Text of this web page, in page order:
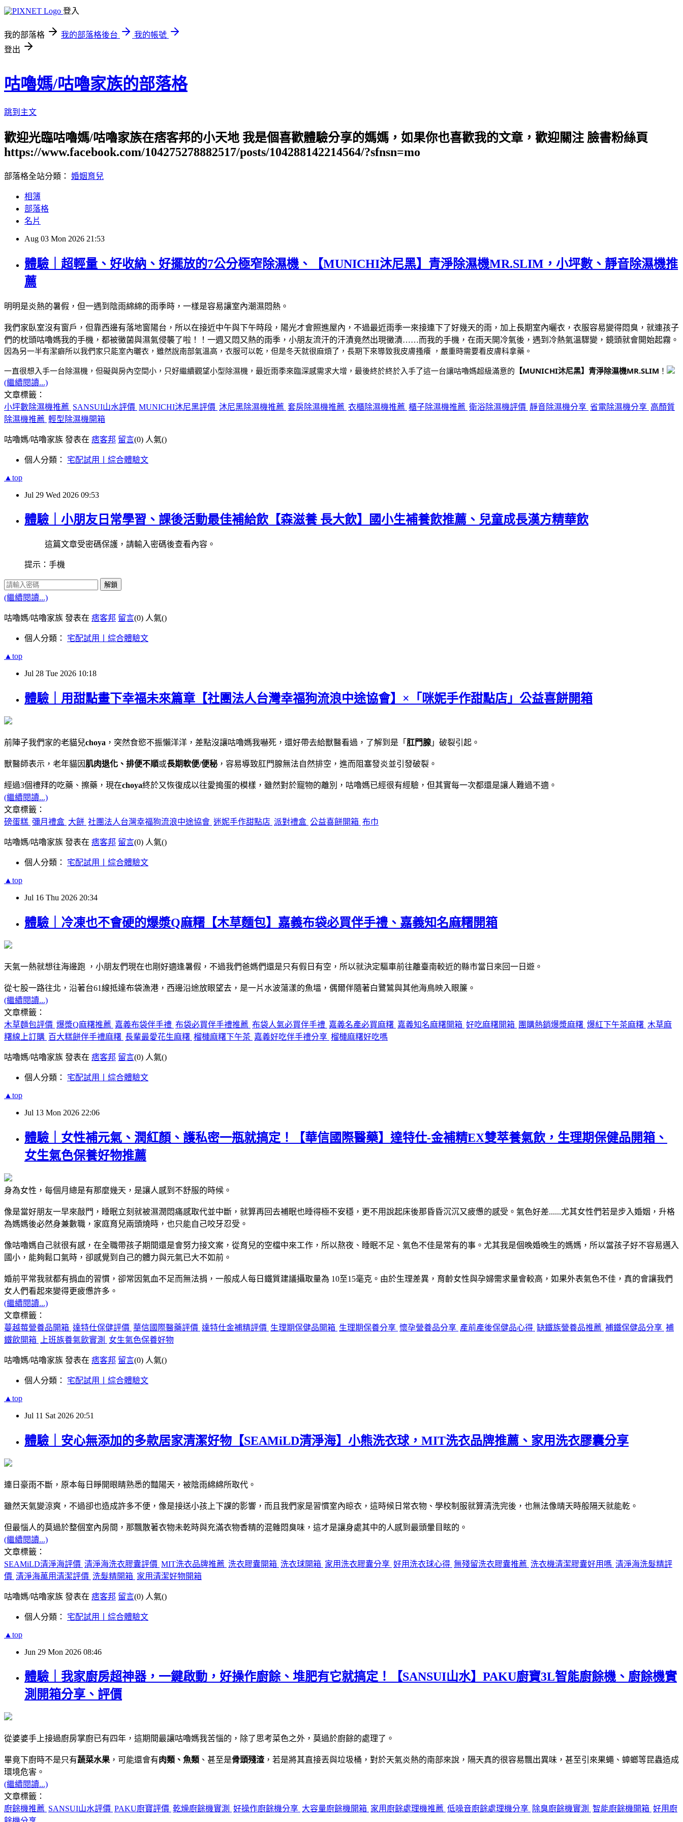
登入
我的部落格 我的部落格後台
我的帳號
登出
咕嚕媽/咕嚕家族的部落格
跳到主文
歡迎光臨咕嚕媽/咕嚕家族在痞客邦的小天地 我是個喜歡體驗分享的媽媽，如果你也喜歡我的文章，歡迎關注 臉書粉絲頁
https://www.facebook.com/104275278882517/posts/104288142214564/?sfnsn=mo
部落格全站分類： 婚姻育兒
相簿
部落格
名片
Aug 03 Mon 2026 21:53
體驗｜超輕量、好收納、好擺放的7公分極窄除濕機、【MUNICHI沐尼黑】青淨除濕機MR.SLIM，小坪數、靜音除濕機推
薦
明明是炎熱的暑假，但一遇到陰雨綿綿的雨季時，一樣是容易讓室內潮濕悶熱。
我們家臥室沒有窗戶，但靠西邊有落地窗陽台，所以在接近中午與下午時段，陽光才會照進屋內，不過最近雨季一來接連下了好幾天的雨，加上長期室內曬衣，衣服容易變得悶臭，就連孩子
們的枕頭咕嚕媽我的手機，都被黴菌與濕氣侵襲了啦！！一週又悶又熱的雨季，小朋友流汗的汗漬竟然出現黴漬……而我的手機，在雨天開冷氣後，遇到冷熱氣溫驟變，鏡頭就會開始起霧。
因為另一半有潔癖所以我們家只能室內曬衣，雖然說南部氣溫高，衣服可以乾，但是冬天就很麻煩了，長期下來導致我皮膚搔癢 ，嚴重時需要看皮膚科拿藥。
一直很想入手一台除濕機，但礙與房內空間小，只好繼續觀望小型除濕機，最近雨季來臨深感需求大增，最後終於終於入手了這一台讓咕嚕媽超級滿意的 【MUNICHI沐尼黑】青淨除濕機MR.SLIM ！
(繼續閱讀...)
文章標籤：
小坪數除濕機推薦 SANSUI山水評價 MUNICHI沐尼黑評價 沐尼黑除濕機推薦 套房除濕機推薦 衣櫃除濕機推薦 櫃子除濕機推薦 衛浴除濕機評價 靜音除濕機分享 省電除濕機分享 高顏質
除濕機推薦 輕型除濕機開箱
咕嚕媽/咕嚕家族 發表在 痞客邦 留言(0) 人氣()
個人分類： 宅配試用丨綜合體驗文
▲top
Jul 29 Wed 2026 09:53
體驗｜小朋友日常學習、課後活動最佳補給飲【森滋養 長大飲】國小生補養飲推薦、兒童成長漢方精華飲
這篇文章受密碼保護，請輸入密碼後查看內容。
提示：手機
解鎖
(繼續閱讀...)
咕嚕媽/咕嚕家族 發表在 痞客邦 留言(0) 人氣()
個人分類： 宅配試用丨綜合體驗文
▲top
Jul 28 Tue 2026 10:18
體驗｜用甜點畫下幸福未來篇章【社團法人台灣幸福狗流浪中途協會】×「咪妮手作甜點店」公益喜餅開箱
前陣子我們家的老貓兒choya ，突然食慾不振懶洋洋，差點沒讓咕嚕媽我嚇死，還好帶去給獸醫看過，了解到是「 肛門腺 」破裂引起。
獸醫師表示，老年貓因 肌肉退化、排便不順或長期軟便/便秘 ，容易導致肛門腺無法自然排空，進而阻塞發炎並引發破裂。
經過3個禮拜的吃藥、擦藥，現在choya終於又恢復成以往愛搗蛋的模樣，雖然對於寵物的離別，咕嚕媽已經很有經驗，但其實每一次都還是讓人難過不適。
(繼續閱讀...)
文章標籤：
磅蛋糕 彌月禮盒 大餅 社團法人台灣幸福狗流浪中途協會 迷妮手作甜點店 派對禮盒 公益喜餅開箱 布巾
咕嚕媽/咕嚕家族 發表在 痞客邦 留言(0) 人氣()
個人分類： 宅配試用丨綜合體驗文
▲top
Jul 16 Thu 2026 20:34
體驗｜冷凍也不會硬的爆漿Q麻糬【木草麵包】嘉義布袋必買伴手禮、嘉義知名麻糬開箱
天氣一熱就想往海邊跑 ，小朋友們現在也剛好適逢暑假，不過我們爸媽們還是只有假日有空，所以就決定驅車前往離臺南較近的縣市當日來回一日遊。
從七股一路往北，沿著台61線抵達布袋漁港，西邊沿途放眼望去，是一片水波蕩漾的魚塭，偶爾伴隨著白鷺鷥與其他海鳥映入眼簾。
(繼續閱讀...)
文章標籤：
木草麵包評價 爆漿Q麻糬推薦 嘉義布袋伴手禮 布袋必買伴手禮推薦 布袋人氣必買伴手禮 嘉義名產必買麻糬 嘉義知名麻糬開箱 好吃麻糬開箱 團購熱銷爆漿麻糬 爆紅下午茶麻糬 木草麻
糬線上訂購 百大糕餅伴手禮麻糬 長輩最愛花生麻糬 榴槤麻糬下午茶 嘉義好吃伴手禮分享 榴槤麻糬好吃嗎
咕嚕媽/咕嚕家族 發表在 痞客邦 留言(0) 人氣()
個人分類： 宅配試用丨綜合體驗文
▲top
Jul 13 Mon 2026 22:06
體驗｜女性補元氣、潤紅顏、護私密一瓶就搞定！【華信國際醫藥】達特仕-金補精EX雙萃養氣飲，生理期保健品開箱、
女生氣色保養好物推薦
身為女性，每個月總是有那麼幾天，是讓人感到不舒服的時候。
像是當好朋友一早來敲門，睡眠立刻就被濕潤悶痛感取代並中斷，就算再回去補眠也睡得極不安穩，更不用說起床後那昏昏沉沉又疲憊的感受。氣色好差......尤其女性們若是步入婚姻，升格
為媽媽後必然身兼數職，家庭育兒兩頭燒時，也只能自己咬牙忍受。
像咕嚕媽自己就很有感，在全職帶孩子期間還是會努力接文案，從育兒的空檔中來工作，所以熬夜、睡眠不足、氣色不佳是常有的事。尤其我是個晚婚晚生的媽媽，所以當孩子好不容易邁入
國小，能夠鬆口氣時，卻感覺到自己的體力與元氣已大不如前。
婚前平常我就都有捐血的習慣，卻常因氣血不足而無法捐，一般成人每日鐵質建議攝取量為 10至15毫克。由於生理差異，育齡女性與孕婦需求量會較高，如果外表氣色不佳，真的會讓我們
女人們看起來變得更疲憊許多。
(繼續閱讀...)
文章標籤：
蔓越莓營養品開箱 達特仕保健評價 華信國際醫藥評價 達特仕金補精評價 生理期保健品開箱 生理期保養分享 懷孕營養品分享 產前產後保健品心得 缺鐵族營養品推薦 補鐵保健品分享 補
鐵飲開箱
上班族養氣飲實測 女生氣色保養好物
咕嚕媽/咕嚕家族 發表在 痞客邦 留言(0) 人氣()
個人分類： 宅配試用丨綜合體驗文
▲top
Jul 11 Sat 2026 20:51
體驗｜安心無添加的多款居家清潔好物【SEAMiLD清淨海】小熊洗衣球，MIT洗衣品牌推薦、家用洗衣膠囊分享
連日豪雨不斷，原本每日睜開眼睛熟悉的豔陽天，被陰雨綿綿所取代。
雖然天氣變涼爽，不過卻也造成許多不便，像是接送小孩上下課的影響，而且我們家是習慣室內晾衣，這時候日常衣物、學校制服就算清洗完後，也無法像晴天時般隔天就能乾。
但最惱人的莫過於整個室內房間，那飄散著衣物未乾時與充滿衣物香精的混雜悶臭味，這才是讓身處其中的人感到最頭暈目眩的。
(繼續閱讀...)
文章標籤：
SEAMiLD清淨海評價 清淨海洗衣膠囊評價 MIT洗衣品牌推薦 洗衣膠囊開箱 洗衣球開箱 家用洗衣膠囊分享 好用洗衣球心得 無殘留洗衣膠囊推薦 洗衣機清潔膠囊好用嗎 清淨海洗髮精評
價 清淨海萬用清潔評價 洗髮精開箱 家用清潔好物開箱
咕嚕媽/咕嚕家族 發表在 痞客邦 留言(0) 人氣()
個人分類： 宅配試用丨綜合體驗文
▲top
Jun 29 Mon 2026 08:46
體驗｜我家廚房超神器，一鍵啟動，好操作廚餘、堆肥有它就搞定！【SANSUI山水】PAKU廚寶3L智能廚餘機、廚餘機實
測開箱分享、評價
從婆婆手上接過廚房掌廚已有四年，這期間最讓咕嚕媽我苦惱的，除了思考菜色之外，莫過於廚餘的處理了。
畢竟下廚時不是只有蔬菜水果 ，可能還會有肉類、魚類 、甚至是骨頭殘渣 ，若是將其直接丟與垃圾桶，對於天氣炎熱的南部來說，隔天真的很容易飄出異味，甚至引來果蠅、蟑螂等昆蟲造成
環境危害。
(繼續閱讀...)
文章標籤：
廚餘機推薦 SANSUI山水評價 PAKU廚寶評價 乾燥廚餘機實測 好操作廚餘機分享 大容量廚餘機開箱 家用廚餘處理機推薦 低噪音廚餘處理機分享 除臭廚餘機實測 智能廚餘機開箱 好用廚